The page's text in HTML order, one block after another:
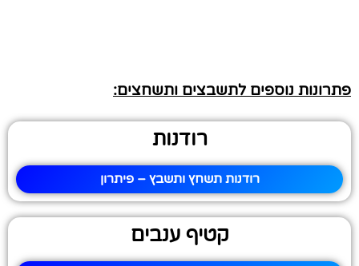
פתרונות נוספים לתשבצים ותשחצים:
רודנות
רודנות תשחץ ותשבץ – פיתרון
קטיף ענבים